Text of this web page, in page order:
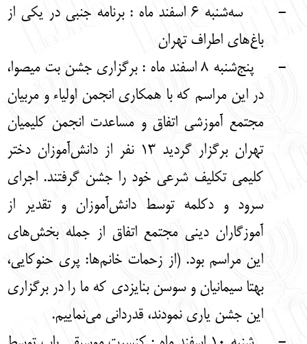
-
سه‌شنبه 6 اسفند ماه : برنامه جنبی در یکی از
باغ‌های اطراف تهران
-
پنج‌شنبه 8 اسفند ماه : برگزاری جشن بت میصوا،
در این مراسم که با همکاری انجمن اولیاء و مربیان
مجتمع آموزشی اتفاق و مساعدت انجمن کلیمیان
تهران برگزار گردید 13 نفر از دانش‌آموزان دختر
کلیمی تکلیف شرعی خود را جشن گرفتند. اجرای
سرود و دکلمه توسط دانش‌آموزان و تقدیر از
آموزگاران دینی مجتمع اتفاق از جمله بخش‌های
این مراسم بود. (از زحمات خانم‌ها: پری حنوکایی،
بهتا سیمانیان و سوسن بنایزدی که ما را در برگزاری
این جشن یاری نمودند، قدردانی می‌نماییم.